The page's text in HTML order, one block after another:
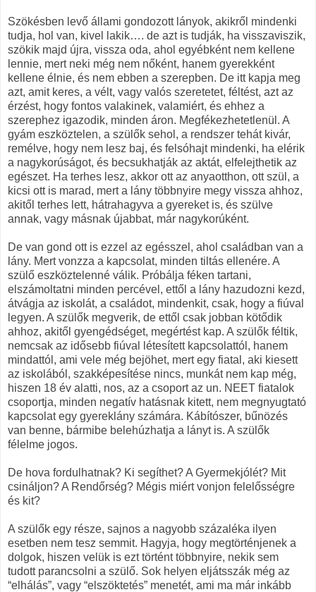
Szökésben levő állami gondozott lányok, akikről mindenki
tudja, hol van, kivel lakik…. de azt is tudják, ha visszaviszik,
szökik majd újra, vissza oda, ahol egyébként nem kellene
lennie, mert neki még nem nőként, hanem gyerekként
kellene élnie, és nem ebben a szerepben. De itt kapja meg
azt, amit keres, a vélt, vagy valós szeretetet, féltést, azt az
érzést, hogy fontos valakinek, valamiért, és ehhez a
szerephez igazodik, minden áron. Megfékezhetetlenül. A
gyám eszköztelen, a szülők sehol, a rendszer tehát kivár,
remélve, hogy nem lesz baj, és felsóhajt mindenki, ha elérik
a nagykorúságot, és becsukhatják az aktát, elfelejthetik az
egészet. Ha terhes lesz, akkor ott az anyaotthon, ott szül, a
kicsi ott is marad, mert a lány többnyire megy vissza ahhoz,
akitől terhes lett, hátrahagyva a gyereket is, és szülve
annak, vagy másnak újabbat, már nagykorúként.
De van gond ott is ezzel az egésszel, ahol családban van a
lány. Mert vonzza a kapcsolat, minden tiltás ellenére. A
szülő eszköztelenné válik. Próbálja féken tartani,
elszámoltatni minden percével, ettől a lány hazudozni kezd,
átvágja az iskolát, a családot, mindenkit, csak, hogy a fiúval
legyen. A szülők megverik, de ettől csak jobban kötődik
ahhoz, akitől gyengédséget, megértést kap. A szülők féltik,
nemcsak az idősebb fiúval létesített kapcsolattól, hanem
mindattól, ami vele még bejöhet, mert egy fiatal, aki kiesett
az iskolából, szakképesítése nincs, munkát nem kap még,
hiszen 18 év alatti, nos, az a csoport az un. NEET fiatalok
csoportja, minden negatív hatásnak kitett, nem megnyugtató
kapcsolat egy gyereklány számára. Kábítószer, bűnözés
van benne, bármibe belehúzhatja a lányt is. A szülők
félelme jogos.
De hova fordulhatnak? Ki segíthet? A Gyermekjólét? Mit
csináljon? A Rendőrség? Mégis miért vonjon felelősségre
és kit?
A szülők egy része, sajnos a nagyobb százaléka ilyen
esetben nem tesz semmit. Hagyja, hogy megtörténjenek a
dolgok, hiszen velük is ezt történt többnyire, nekik sem
tudott parancsolni a szülő. Sok helyen eljátsszák még az
“elhálás”, vagy “elszöktetés” menetét, ami ma már inkább